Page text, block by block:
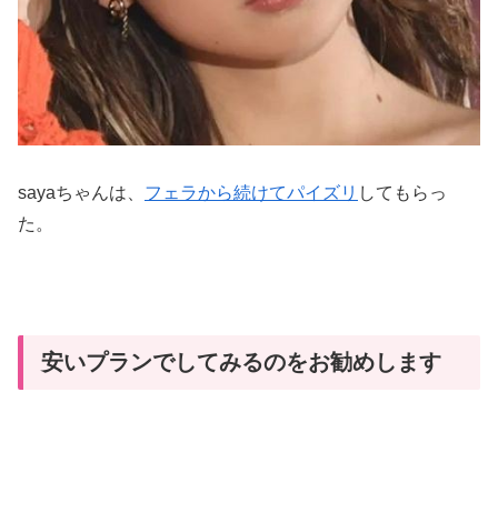
sayaちゃんは、 フェラから続けてパイズリ してもらっ
た。
安いプランでしてみるのをお勧めします